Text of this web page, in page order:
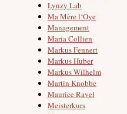
Lynzy Lab
Ma Mère l‘Oye
Management
Maria Collien
Markus Fennert
Markus Huber
Markus Wilhelm
Martin Knobbe
Maurice Ravel
Meisterkurs